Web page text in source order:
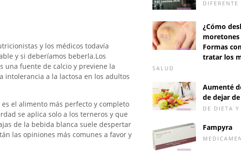
y los médicos todavía
y si deberíamos beberla.Los
una fuente de calcio y previene la
intolerancia a la lactosa en los adultos
el alimento más perfecto y completo
se aplica solo a los terneros y que
de la bebida blanca suele despertar
las opiniones más comunes a favor y
DIFERENTE
¿Cómo
moretones
Formas
tratar los
SALUD
Aumenté
de dejar
DE DIETA
Fampyra